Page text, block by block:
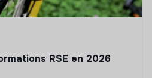
RSE en 2026